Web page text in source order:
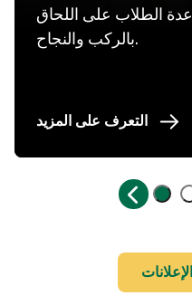
الطلاب على اللحاق
بالركب والنجاح.
التعرف على المزيد